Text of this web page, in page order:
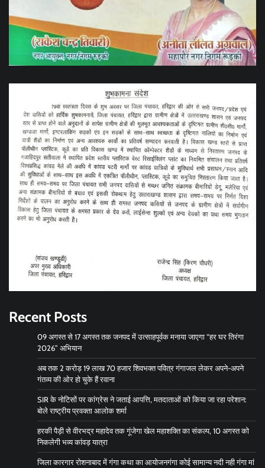
Recent Posts
09 अगस्त से 17 अगस्त तक जनपद में उत्साहपूर्वक मनाया जाएगा “हर घर तिरंगा
2026” अभियान
अब तक 2 करोड़ 19 लाख 70 हजार शिवभक्त पवित्र गंगाजल लेकर अपने-अपने
गंतव्य की ओर हो चुके हैं रवाना
SIR के नोटिसों पर कांग्रेस ने जताई आपत्ति, मतदाताओं को किया जा रहा परेशान:
बोले राष्ट्रीय प्रवक्ता आलोक शर्मा
हरकी पैड़ी से वीरभद्र महादेव तक गूंजेगा खेल महाशक्ति का संकल्प, 10 अगस्त को
निकलेगी भव्य कांवड़ यात्रा
जिला कारगार रोशनाबाद में गंगा कथा का आयोजनगंगा कोई सामान्य नदी नही गंगा मां